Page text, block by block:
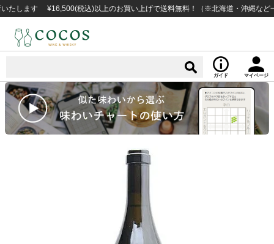
す ¥16,500(税込)以上のお買い上げで送料無料！（※北海道・沖縄など一部例
ガイド マイページ